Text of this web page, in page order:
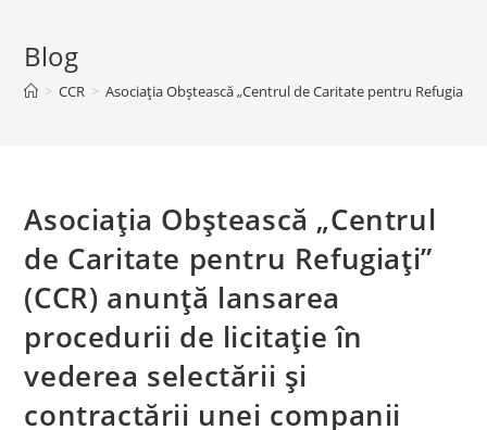
Blog
> CCR > Asociația Obștească „Centrul de Caritate pentru
Asociația Obștească „Centrul
de Caritate pentru Refugiați”
(CCR) anunță lansarea
procedurii de licitație în
vederea selectării și
contractării unei companii